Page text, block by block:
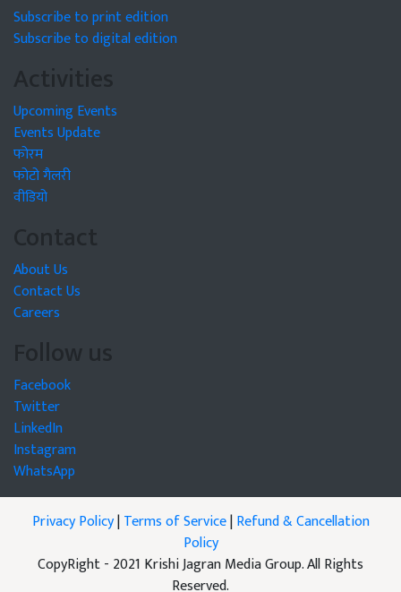
Subscribe to print edition
Subscribe to digital edition
Activities
Upcoming Events
Events Update
फोरम
फोटो गैलरी
वीडियो
Contact
About Us
Contact Us
Careers
Follow us
Facebook
Twitter
LinkedIn
Instagram
WhatsApp
Privacy Policy|Terms of Service|Refund & Cancellation
Policy
CopyRight - 2021 Krishi Jagran Media Group. All Rights
Reserved.